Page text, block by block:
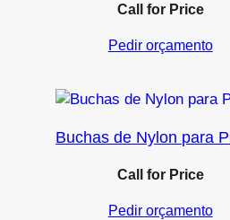
Call for Price
Pedir orçamento
Buchas de Nylon para
Call for Price
Pedir orçamento